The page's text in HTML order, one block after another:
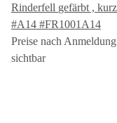
Rinderfell gefärbt , kurzhaarig
#A14 #FR1001A14
Preise nach Anmeldung
sichtbar